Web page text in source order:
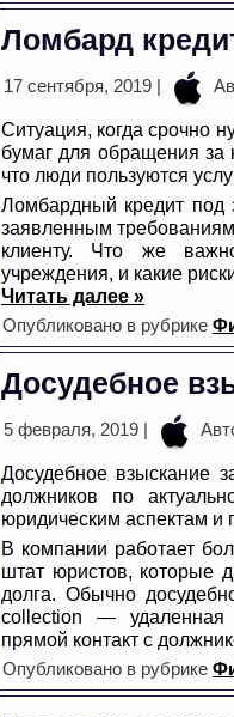
Ломбард
17 сентября, 2019 |
Ситуация, когда срочно
бумаг для обращения за
что люди пользуются
Ломбардный кредит под
заявленным
клиенту. Что же
учреждения, и какие
Читать далее »
Опубликовано в рубрике
Досудебное
5 февраля, 2019 |
Досудебное взыскание
должников по
юридическим аспектам и
В компании работает
штат юристов, которые
долга. Обычно
collection —
прямой контакт с
Опубликовано в рубрике